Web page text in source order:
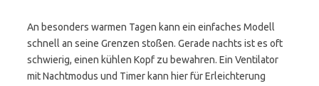
An besonders warmen Tagen kann ein einfaches Modell
schnell an seine Grenzen stoßen. Gerade nachts ist es oft
schwierig, einen kühlen Kopf zu bewahren. Ein Ventilator
mit Nachtmodus und Timer kann hier für Erleichterung